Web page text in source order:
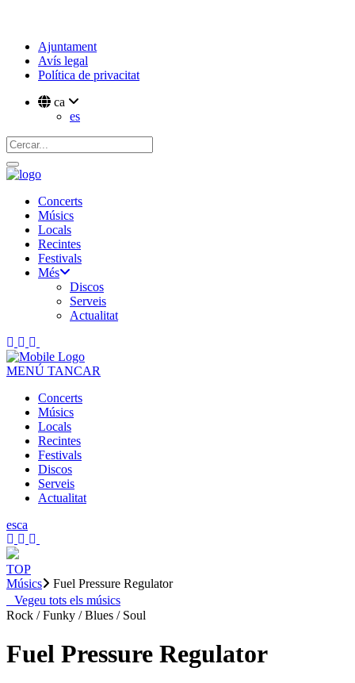
Ajuntament
Avís legal
Política de privacitat
ca
es
Concerts
Músics
Locals
Recintes
Festivals
Més
Discos
Serveis
Actualitat
MENÚ TANCAR
Concerts
Músics
Locals
Recintes
Festivals
Discos
Serveis
Actualitat
esca
TOP
Músics
Fuel Pressure Regulator
Vegeu tots els músics
Rock / Funky / Blues / Soul
Fuel Pressure Regulator